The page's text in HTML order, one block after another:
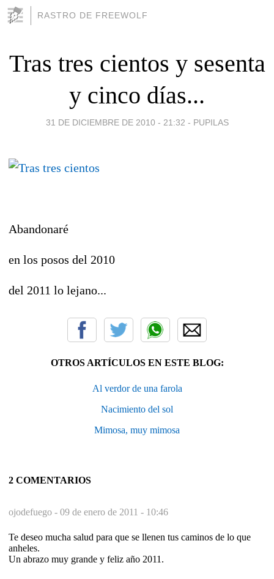
RASTRO DE FREEWOLF
Tras tres cientos y sesenta
y cinco días...
31 DE DICIEMBRE DE 2010 - 21:32 - PUPILAS
Abandonaré
en los posos del 2010
del 2011 lo lejano...
OTROS ARTÍCULOS EN ESTE BLOG:
Al verdor de una farola
Nacimiento del sol
Mimosa, muy mimosa
2 COMENTARIOS
ojodefuego - 09 de enero de 2011 - 10:46
Te deseo mucha salud para que se llenen tus caminos de lo que
anheles.
Un abrazo muy grande y feliz año 2011.